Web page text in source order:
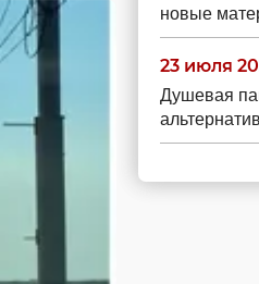
новые
23 июля
Душевая